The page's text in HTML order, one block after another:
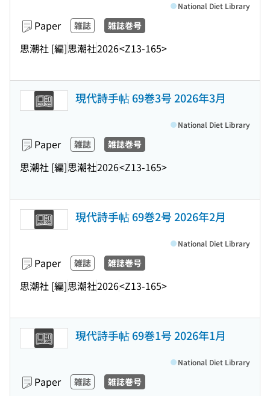
Paper 雑誌 雑誌巻号
思潮社 [編]思潮社2026<Z13-165>
National Diet Library
現代詩手帖 69巻3号 2026年3月
Paper 雑誌 雑誌巻号
思潮社 [編]思潮社2026<Z13-165>
National Diet Library
現代詩手帖 69巻2号 2026年2月
Paper 雑誌 雑誌巻号
思潮社 [編]思潮社2026<Z13-165>
National Diet Library
現代詩手帖 69巻1号 2026年1月
Paper 雑誌 雑誌巻号
National Diet Library